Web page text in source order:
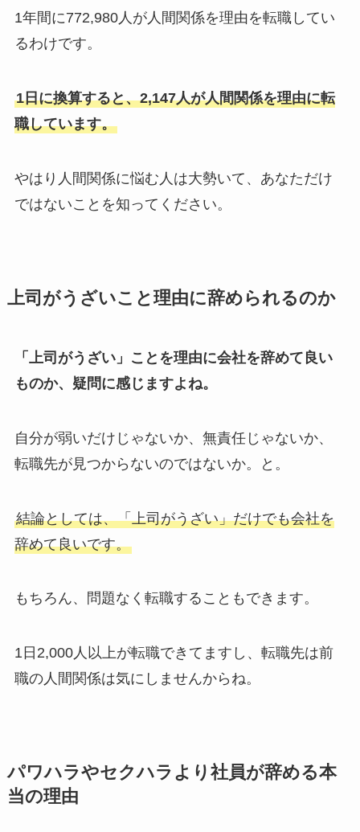
1年間に772,980人が人間関係を理由を転職してい
るわけです。
1日に換算すると、2,147人が人間関係を理由に転
職しています。
やはり人間関係に悩む人は大勢いて、あなただけ
ではないことを知ってください。
上司がうざいこと理由に辞められるのか
「上司がうざい」ことを理由に会社を辞めて良い
ものか、疑問に感じますよね。
自分が弱いだけじゃないか、無責任じゃないか、
転職先が見つからないのではないか。と。
結論としては、「上司がうざい」だけでも会社を
辞めて良いです。
もちろん、問題なく転職することもできます。
1日2,000人以上が転職できてますし、転職先は前
職の人間関係は気にしませんからね。
パワハラやセクハラより社員が辞める本
当の理由